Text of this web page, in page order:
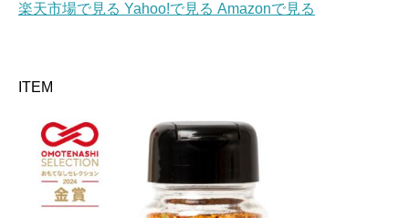
楽天市場で見る Yahoo!で見る Amazonで見る
ITEM